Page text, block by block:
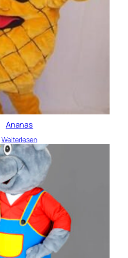
Ananas
Weiterlesen